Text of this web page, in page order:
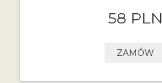
58 PLN
ZAMÓW